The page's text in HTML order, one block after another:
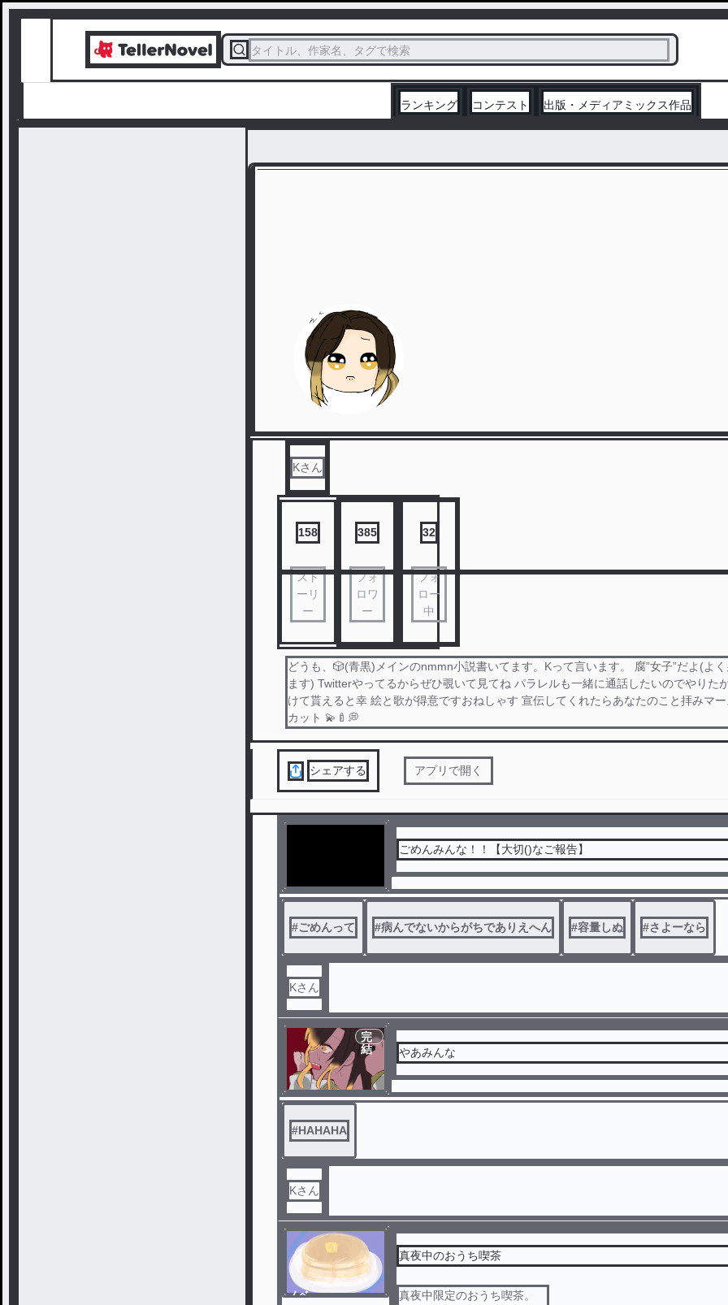
タイトル、作家名、タグで検索
ランキング コンテスト 出版・メディアミックス作品
Kさん
158
スト
ーリ
ー
385
フォ
ロワ
ー
32
フォ
ロー
中
どうも、🎲(青黒)メインのnmmn小説書いてます。Kって言います。 腐”女子”だよ(よ
ます) Twitterやってるからぜひ覗いて見てね パラレルも一緒に通話したいのでやりた
けて貰えると幸 絵と歌が得意ですおねしゃす 宣伝してくれたらあなたのこと拝みマ
カット 💫🍼💭
シェアする アプリで開く
ごめんみんな！！【大切()なご報告】
#ごめんって #病んでないからがちでありえへん #容量しぬ #さよーなら
Kさん
完
結
やあみんな
#HAHAHA
Kさん
ノベ
真夜中のおうち喫茶
真夜中限定のおうち喫茶。